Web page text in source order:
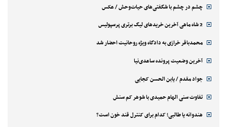
چشم در چشم با شگفتی‌های حیات‌وحش / عکس
2 شاه ماهی آخرین خریدهای لیگ برتری پرسپولیس
محمدباقر خرازی به دادگاه ویژه روحانیت احضار شد
آخرین وضعیت پرونده ساعدی‌نیا
جواد مقدم / یابن الحسن کجایی
تفاوت سنی الهام حمیدی با شوهر کم سنش
هندوانه یا طالبی؛ کدام‌ برای کنترل قند خون است؟